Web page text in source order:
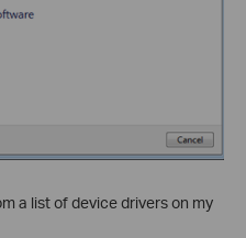
a list of device drivers on my